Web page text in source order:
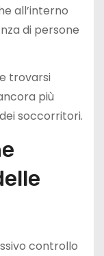
all’interno
di persone
trovarsi
più
soccorritori.
controllo